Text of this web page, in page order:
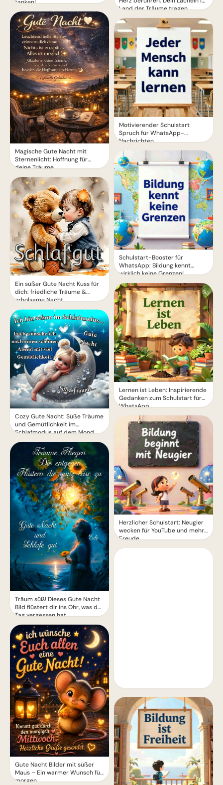
tanken!
Magische Gute Nacht mit
Sternenlicht: Hoffnung für
deine Träume
Ein süßer Gute Nacht Kuss für
dich: friedliche Träume &
erholsame Nacht
Cozy Gute Nacht: Süße Träume
und Gemütlichkeit im
Schlafmodus auf dem Mond
Träum süß! Dieses Gute Nacht
Bild flüstert dir ins Ohr, was der
Tag vergessen hat.
Gute Nacht Bilder mit süßer
Maus – Ein warmer Wunsch für
morgen
Land der Träume tragen.
Motivierender Schulstart
Spruch für WhatsApp-
Nachrichten
Schulstart-Booster für
WhatsApp: Bildung kennt
wirklich keine Grenzen!
Lernen ist Leben: Inspirierende
Gedanken zum Schulstart für
WhatsApp.
Herzlicher Schulstart: Neugier
wecken für YouTube und mehr
Freude